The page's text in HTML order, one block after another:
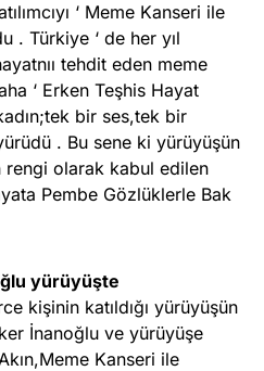
‘ Meme Kanseri ile
. Türkiye ‘ de her yıl
tehdit eden meme
‘ Erken Teşhis Hayat
bir ses,tek bir
. Bu sene ki yürüyüşün
rengi olarak kabul edilen
Pembe Gözlüklerle Bak
yürüyüşte
kişinin katıldığı yürüyüşün
İnanoğlu ve yürüyüşe
Kanseri ile